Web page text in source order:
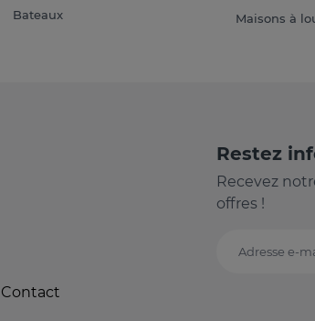
Bateaux Maisons à
Contact
Restez
Recevez
offres !
Adresse e-